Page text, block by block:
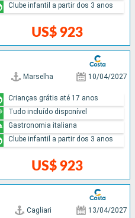
US$ 923
Clube infantil a partir dos 3 anos
Marselha 10/04/2027
US$ 923
Crianças grátis até 17 anos
Tudo incluído disponível
Gastronomia italiana
Clube infantil a partir dos 3 anos
Cagliari 13/04/2027